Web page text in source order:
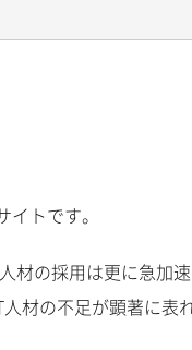
トです。
材の採用は更に急加
材の不足が顕著に表